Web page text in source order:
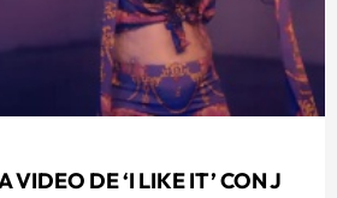
VIDEO DE ‘I LIKE IT’ CON J